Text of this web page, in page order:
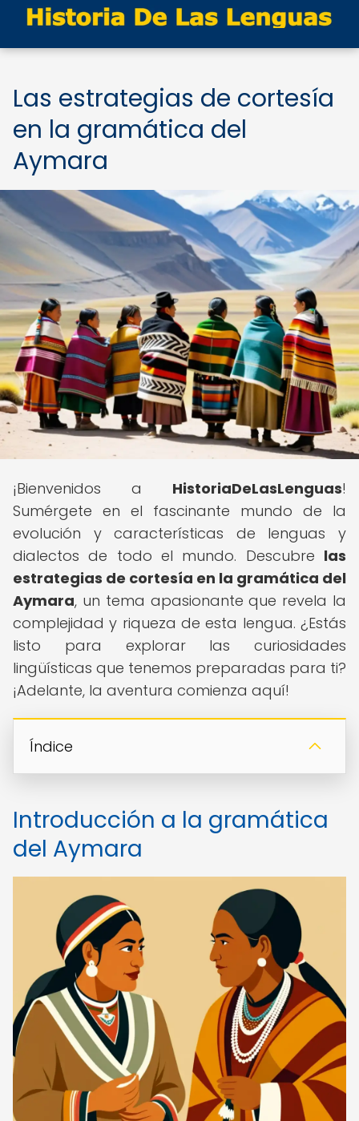
Las estrategias de cortesía
en la gramática del
Aymara
¡Bienvenidos a HistoriaDeLasLenguas!
Sumérgete en el fascinante mundo de la
evolución y características de lenguas y
dialectos de todo el mundo. Descubre las
estrategias de cortesía en la gramática del
Aymara, un tema apasionante que revela la
complejidad y riqueza de esta lengua. ¿Estás
listo para explorar las curiosidades
lingüísticas que tenemos preparadas para ti?
¡Adelante, la aventura comienza aquí!
Índice
Introducción a la gramática
del Aymara